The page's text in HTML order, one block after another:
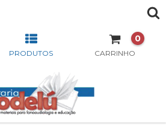
PRODUTOS CARRINHO
0